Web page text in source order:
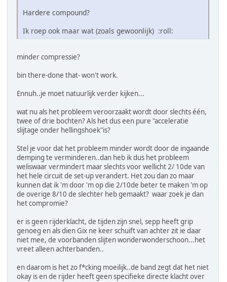
Hardere compound?
Ik roep ook maar wat (zoals gewoonlijk) :roll:
minder compressie?
bin there-done that- won't work.
Ennuh..je moet natuurlijk verder kijken...
wat nu als het probleem veroorzaakt wordt door slechts één,
twee of drie bochten? Als het dus een pure "acceleratie
slijtage onder hellingshoek"is?
Stel je voor dat het probleem minder wordt door de ingaande
demping te verminderen..dan heb ik dus het probleem
weliswaar vermindert maar slechts voor wellicht 2/ 10de van
het hele circuit de set-up verandert. Het zou dan zo maar
kunnen dat ik 'm door 'm op die 2/10de beter te maken 'm op
de overige 8/10 de slechter heb gemaakt? waar zoek je dan
het compromie?
er is geen rijderklacht, de tijden zijn snel, sepp heeft grip
genoeg en als dien Gix ne keer schuift van achter zit ie daar
niet mee, de voorbanden slijten wonderwonderschoon...het
vreet alleen achterbanden..
en daarom is het zo f*cking moeilijk..de band zegt dat het niet
okay is en de rijder heeft geen specifieke directe klacht over